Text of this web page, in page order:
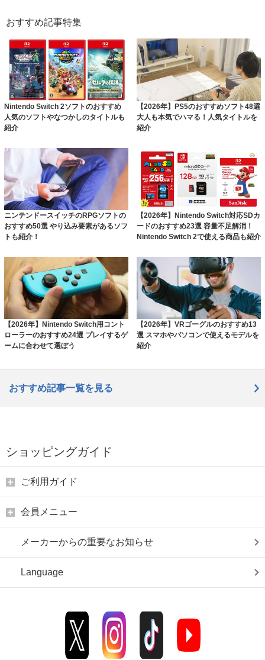
おすすめ記事特集
Nintendo Switch 2ソフトのおすすめ
人気のソフトやなつかしのタイトルも
紹介
【2026年】PS5のおすすめソフト48選
大人も本気でハマる！人気タイトルを
紹介
ニンテンドースイッチのRPGソフトの
おすすめ50選 やり込み要素があるソフ
トも紹介！
【2026年】Nintendo Switch対応SDカ
ードのおすすめ23選 容量不足解消！
Nintendo Switch 2で使える商品も紹介
【2026年】Nintendo Switch用コント
ローラーのおすすめ24選 プレイするゲ
ームに合わせて選ぼう
【2026年】VRゴーグルのおすすめ13
選 スマホやパソコンで使えるモデルを
紹介
おすすめ記事一覧を見る
ショッピングガイド
ご利用ガイド
会員メニュー
メーカーからの重要なお知らせ
Language